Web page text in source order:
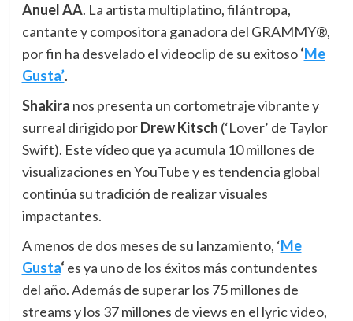
Anuel AA. La artista multiplatino, filántropa,
cantante y compositora ganadora del GRAMMY®,
por fin ha desvelado el videoclip de su exitoso‘Me
Gusta’.
Shakira nos presenta un cortometraje vibrante y
surreal dirigido porDrew Kitsch (‘Lover’ de Taylor
Swift). Este vídeo que ya acumula 10 millones de
visualizaciones en YouTube y es tendencia global
continúa su tradición de realizar visuales
impactantes.
A menos de dos meses de su lanzamiento, ‘Me
Gusta‘ es ya uno de los éxitos más contundentes
del año. Además de superar los 75 millones de
streams y los 37 millones de views en el lyric video,